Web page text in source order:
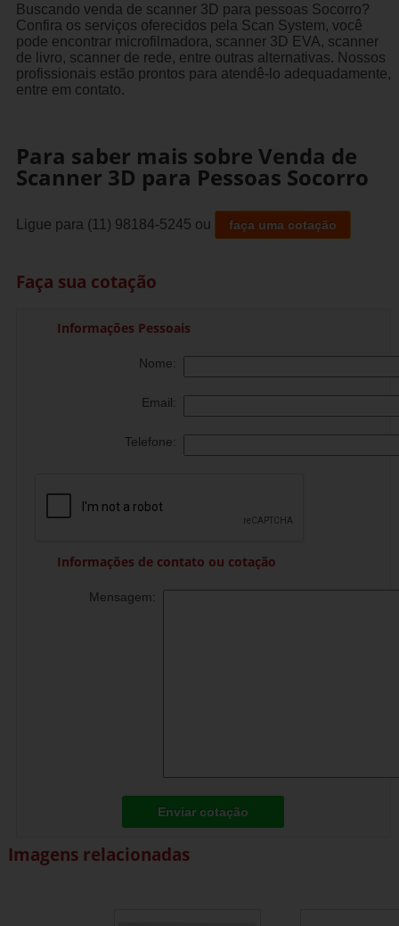
Buscando venda de scanner 3D para pessoas Socorro?
Confira os serviços oferecidos pela Scan System, você
pode encontrar microfilmadora, scanner 3D EVA, scanner
de livro, scanner de rede, entre outras alternativas. Nossos
profissionais estão prontos para atendê-lo adequadamente,
entre em contato.
Para saber mais sobre Venda de
Scanner 3D para Pessoas Socorro
Ligue para (11) 98184-5245 ou faça uma cotação
Faça sua cotação
Informações Pessoais
Nome:
Email:
Telefone:
Informações de contato ou cotação
Mensagem:
Enviar cotação
Imagens relacionadas